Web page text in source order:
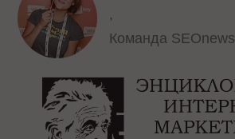
,
Команда SEOnews